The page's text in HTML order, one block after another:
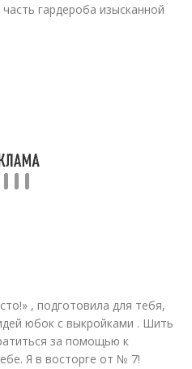
гардероба изысканной
, подготовила для тебя,
юбок с выкройками . Шить
за помощью к
Я в восторге от № 7!